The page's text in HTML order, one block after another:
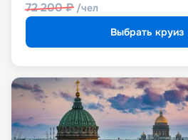
72 200₽ /чел
Выбрать круиз